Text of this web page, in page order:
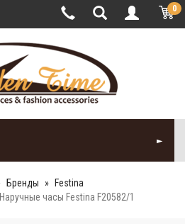
0
Бренды
Festina
Наручные часы Festina F20582/1